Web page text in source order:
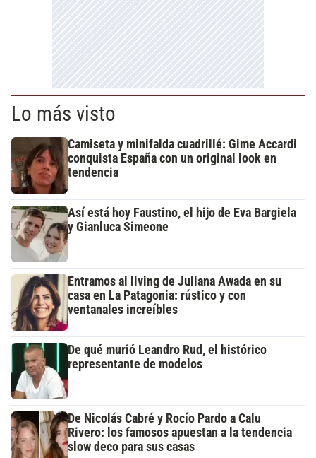
Lo más visto
Camiseta y minifalda cuadrillé: Gime Accardi
conquista España con un original look en
tendencia
Así está hoy Faustino, el hijo de Eva Bargiela
y Gianluca Simeone
Entramos al living de Juliana Awada en su
casa en La Patagonia: rústico y con
ventanales increíbles
De qué murió Leandro Rud, el histórico
representante de modelos
De Nicolás Cabré y Rocío Pardo a Calu
Rivero: los famosos apuestan a la tendencia
slow deco para sus casas